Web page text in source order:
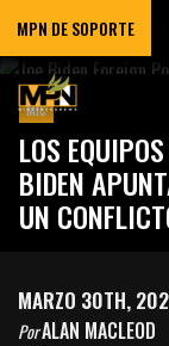
MPN DE SOPORTE
MIC
LOS
BIDEN
UN
MARZO 30TH,
PorALAN MACLEOD